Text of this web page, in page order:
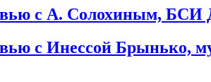
с А. Солохиным,
с Инессой Брынько,